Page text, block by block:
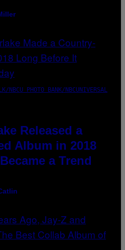
NBCU PHOTO BANK/NBCUNIVERSAL
Released a
Album in 2018
a Trend